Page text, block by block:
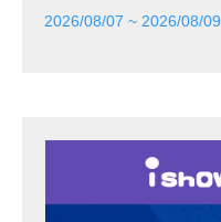
2026/08/07 ~ 2026/08/09